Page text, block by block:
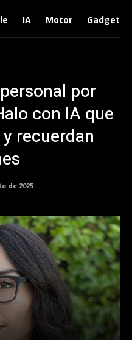
IA Motor Gadgets
por
con IA que
recuerdan
de 2025